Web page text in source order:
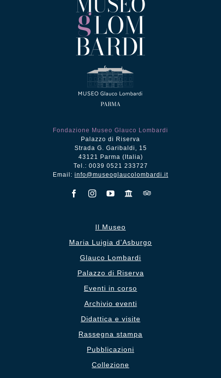
Fondazione Museo Glauco Lombardi
Palazzo di Riserva
Strada G. Garibaldi, 15
43121 Parma (Italia)
Tel.: 0039 0521 233727
Email: info@museoglaucolombardi.it
Il Museo
Maria Luigia d’Asburgo
Glauco Lombardi
Palazzo di Riserva
Eventi in corso
Archivio eventi
Didattica e visite
Rassegna stampa
Pubblicazioni
Collezione